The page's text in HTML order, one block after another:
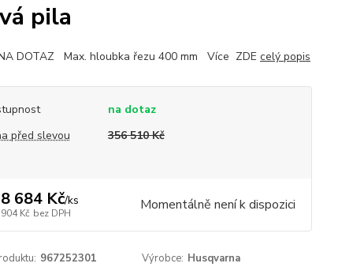
pila
DOTAZ Max. hloubka řezu 400 mm Více ZDE celý popis
na dotaz
před slevou
356 510 Kč
684 Kč/ks
Kč bez DPH Momentálně není k dispozici
967252301 Výrobce: Husqvarna